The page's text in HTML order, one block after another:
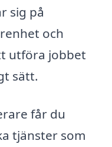
sig på
och
utföra jobbet
sätt.
får du
tjänster som